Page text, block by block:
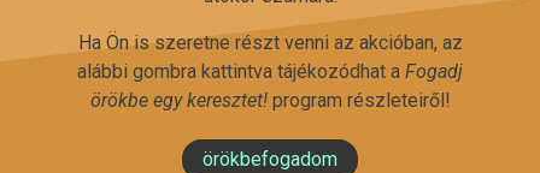
Ha Ön is szeretne részt venni az akcióban, az
alábbi gombra kattintva tájékozódhat a Fogadj
örökbe egy keresztet!program részleteiről!
örökbefogadom